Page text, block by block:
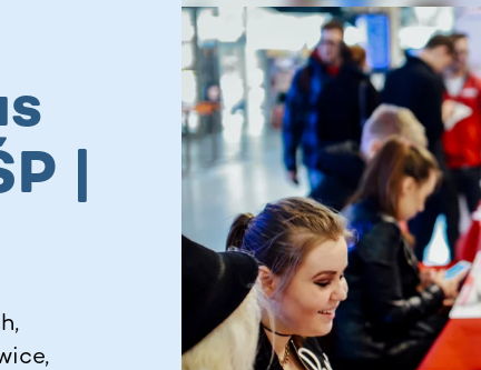
|